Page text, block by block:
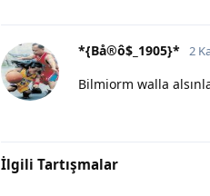
*{Bå®ô$_1905}* 2
Bilmiorm walla
İlgili Tartışmalar